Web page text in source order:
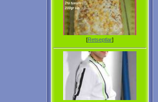
[Retseptlar]